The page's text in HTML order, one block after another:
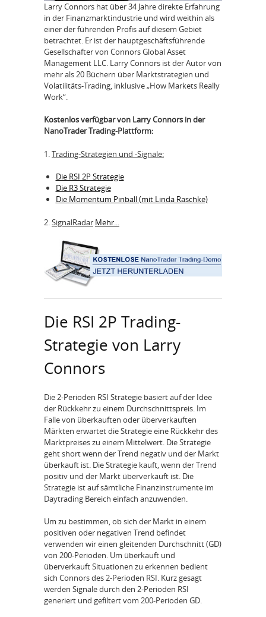
Larry Connors hat über 34 Jahre direkte Erfahrung
in der Finanzmarktindustrie und wird weithin als
einer der führenden Profis auf diesem Gebiet
betrachtet. Er ist der hauptgeschäftsführende
Gesellschafter von Connors Global Asset
Management LLC. Larry Connors ist der Autor von
mehr als 20 Büchern über Marktstrategien und
Volatilitäts-Trading, inklusive „How Markets Really
Work“.
Kostenlos verfügbar von Larry Connors in der
NanoTrader Trading-Plattform:
1.Trading-Strategien und -Signale:
Die RSI 2P Strategie
Die R3 Strategie
Die Momentum Pinball (mit Linda Raschke)
2.SignalRadar Mehr...
Die RSI 2P Trading-
Strategie von Larry
Connors
Die 2-Perioden RSI Strategie basiert auf der Idee
der Rückkehr zu einem Durchschnittspreis. Im
Falle von überkauften oder überverkauften
Märkten erwartet die Strategie eine Rückkehr des
Marktpreises zu einem Mittelwert. Die Strategie
geht short wenn der Trend negativ und der Markt
überkauft ist. Die Strategie kauft, wenn der Trend
positiv und der Markt überverkauft ist. Die
Strategie ist auf sämtliche Finanzinstrumente im
Daytrading Bereich einfach anzuwenden.
Um zu bestimmen, ob sich der Markt in einem
positiven oder negativen Trend befindet
verwenden wir einen gleitenden Durchschnitt (GD)
von 200-Perioden. Um überkauft und
überverkauft Situationen zu erkennen bedient
sich Connors des 2-Perioden RSI. Kurz gesagt
werden Signale durch den 2-Perioden RSI
generiert und gefiltert vom 200-Perioden GD.